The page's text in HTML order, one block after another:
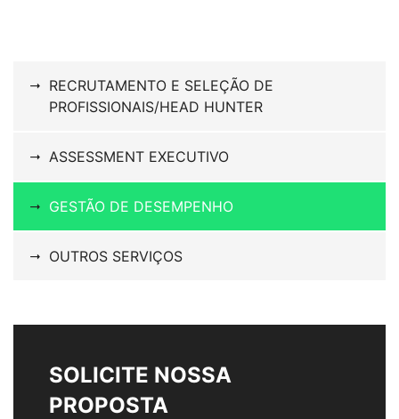
RECRUTAMENTO E SELEÇÃO DE
PROFISSIONAIS/HEAD HUNTER
ASSESSMENT EXECUTIVO
GESTÃO DE DESEMPENHO
OUTROS SERVIÇOS
SOLICITE NOSSA
PROPOSTA